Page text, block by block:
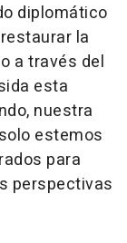
diplomático
la
a través del
esta
nuestra
estemos
para
perspectivas